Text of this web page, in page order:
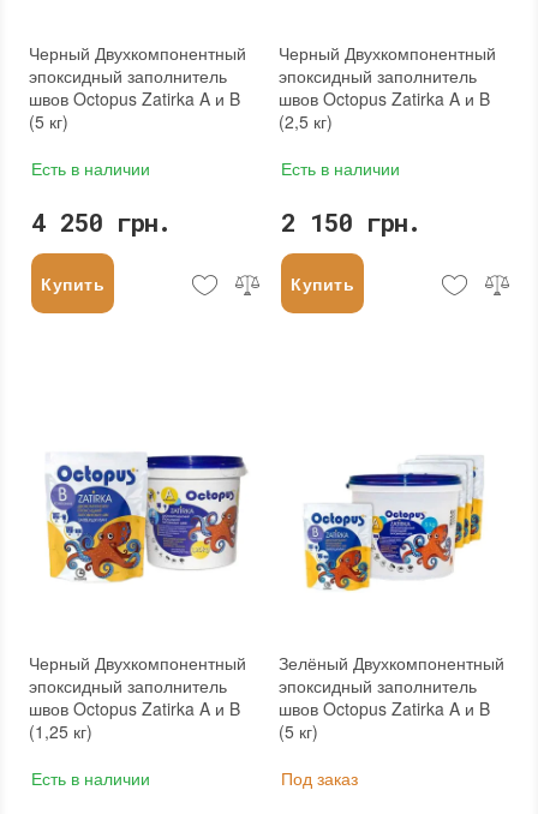
Черный Двухкомпонентный
эпоксидный заполнитель
швов Octopus Zatirka A и B
(5 кг)
Есть в наличии
4 250 грн.
Купить
Черный Двухкомпонентный
эпоксидный заполнитель
швов Octopus Zatirka A и B
(2,5 кг)
Есть в наличии
2 150 грн.
Купить
Черный Двухкомпонентный
эпоксидный заполнитель
швов Octopus Zatirka A и B
(1,25 кг)
Есть в наличии
Зелёный Двухкомпонентный
эпоксидный заполнитель
швов Octopus Zatirka A и B
(5 кг)
Под заказ